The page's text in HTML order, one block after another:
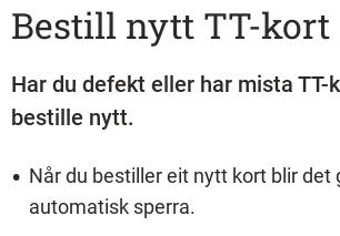
Bestill nytt TT-kort
Har du defekt eller har mista TT-
bestille nytt.
Når du bestiller eit nytt kort blir det
automatisk sperra.